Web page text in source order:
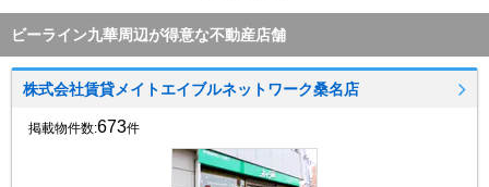
ビーライン九華周辺が得意な不動産店舗
株式会社賃貸メイトエイブルネットワーク桑名店
掲載物件数:673件